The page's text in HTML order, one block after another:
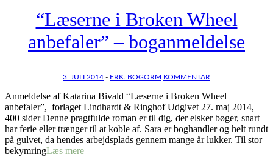
“Læserne i Broken Wheel
anbefaler” – boganmeldelse
3. JULI 2014 - FRK. BOGORM KOMMENTAR
Anmeldelse af Katarina Bivald “Læserne i Broken Wheel
anbefaler”, forlaget Lindhardt & Ringhof Udgivet 27. maj 2014,
400 sider Denne pragtfulde roman er til dig, der elsker bøger, snart
har ferie eller trænger til at koble af. Sara er boghandler og helt rundt
på gulvet, da hendes arbejdsplads gennem mange år lukker. Til stor
bekymringLæs mere